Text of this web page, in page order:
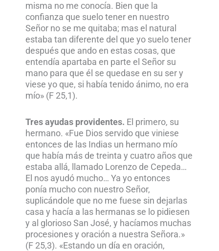
misma no me conocía. Bien que la
confianza que suelo tener en nuestro
Señor no se me quitaba; mas el natural
estaba tan diferente del que yo suelo tener
después que ando en estas cosas, que
entendía apartaba en parte el Señor su
mano para que él se quedase en su ser y
viese yo que, si había tenido ánimo, no era
mío» (F 25,1).
Tres ayudas providentes. El primero, su
hermano. «Fue Dios servido que viniese
entonces de las Indias un hermano mío
que había más de treinta y cuatro años que
estaba allá, llamado Lorenzo de Cepeda…
El nos ayudó mucho… Ya yo entonces
ponía mucho con nuestro Señor,
suplicándole que no me fuese sin dejarlas
casa y hacía a las hermanas se lo pidiesen
y al glorioso San José, y hacíamos muchas
procesiones y oración a nuestra Señora.»
(F 25,3). «Estando un día en oración,